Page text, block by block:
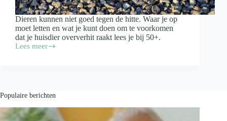
Dieren kunnen niet goed tegen de hitte. Waar je op
moet letten en wat je kunt doen om te voorkomen
dat je huisdier oververhit raakt lees je bij 50+.
Lees meer
Verkoelende
Populaire berichten